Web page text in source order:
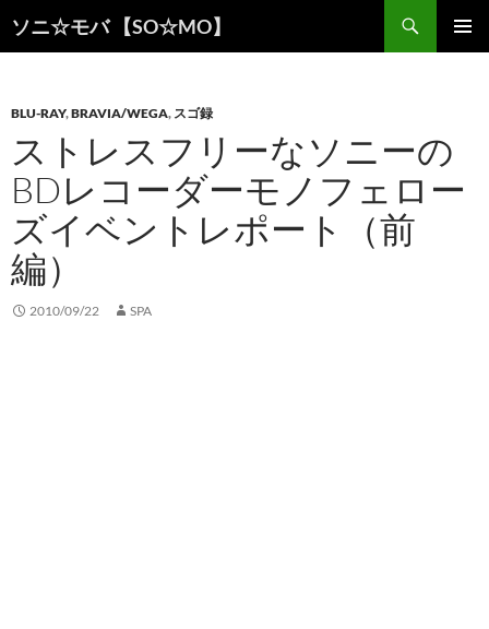
ソニ☆モバ 【SO☆MO】
索
ン
へ
ス
キ
ッ
プ
BLU-RAY,BRAVIA/WEGA, スゴ録
ストレスフリーなソニーの
BDレコーダーモノフェロー
ズイベントレポート（前
編）
2010/09/22 SPA